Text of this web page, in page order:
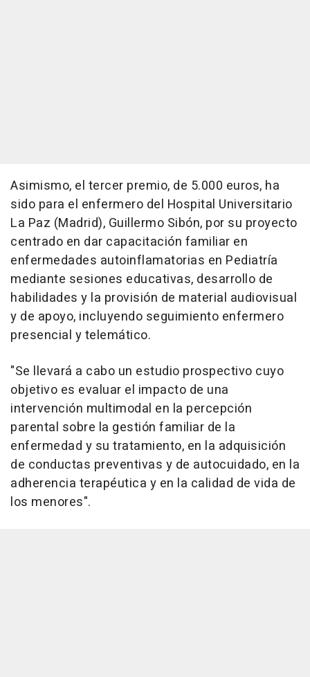
Asimismo, el tercer premio, de 5.000 euros, ha
sido para el enfermero del Hospital Universitario
La Paz (Madrid), Guillermo Sibón, por su proyecto
centrado en dar capacitación familiar en
enfermedades autoinflamatorias en Pediatría
mediante sesiones educativas, desarrollo de
habilidades y la provisión de material audiovisual
y de apoyo, incluyendo seguimiento enfermero
presencial y telemático.
"Se llevará a cabo un estudio prospectivo cuyo
objetivo es evaluar el impacto de una
intervención multimodal en la percepción
parental sobre la gestión familiar de la
enfermedad y su tratamiento, en la adquisición
de conductas preventivas y de autocuidado, en la
adherencia terapéutica y en la calidad de vida de
los menores".